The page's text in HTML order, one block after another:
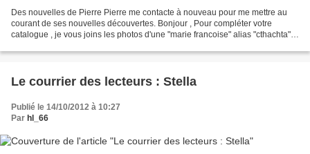
Des nouvelles de Pierre Pierre me contacte à nouveau pour me mettre au
courant de ses nouvelles découvertes. Bonjour , Pour compléter votre
catalogue , je vous joins les photos d'une "marie francoise" alias "cthachta",
Le courrier des lecteurs : Stella
Publié le 14/10/2012 à 10:27
Par hl_66